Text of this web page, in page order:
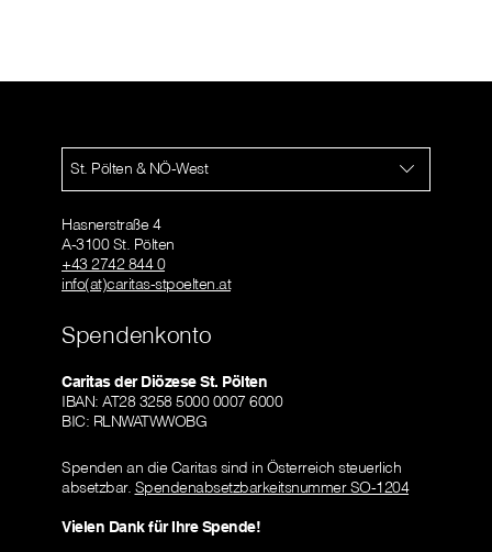
St. Pölten & NÖ-West
Hasnerstraße 4
A-3100 St. Pölten
+43 2742 844 0
info(at)caritas-stpoelten.at
Spendenkonto
Caritas der Diözese St. Pölten
IBAN: AT28 3258 5000 0007 6000
BIC: RLNWATWWOBG
Spenden an die Caritas sind in Österreich steuerlich
absetzbar. Spendenabsetzbarkeitsnummer SO-1204
Vielen Dank für Ihre Spende!